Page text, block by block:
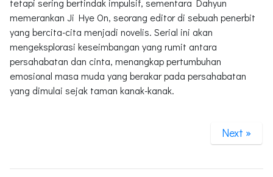
tetapi sering bertindak impulsif, sementara Dahyun
memerankan Ji Hye On, seorang editor di sebuah penerbit
yang bercita-cita menjadi novelis. Serial ini akan
mengeksplorasi keseimbangan yang rumit antara
persahabatan dan cinta, menangkap pertumbuhan
emosional masa muda yang berakar pada persahabatan
yang dimulai sejak taman kanak-kanak.
Next »